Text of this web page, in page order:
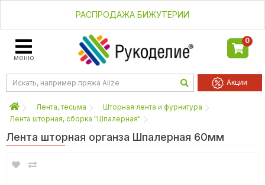
РАСПРОДАЖА БИЖУТЕРИИ
меню
0
Акции
Лента, тесьма
Шторная лента и фурнитура
Лента шторная, сборка "Шпалерная"
Лента шторная органза Шпалерная 60мм